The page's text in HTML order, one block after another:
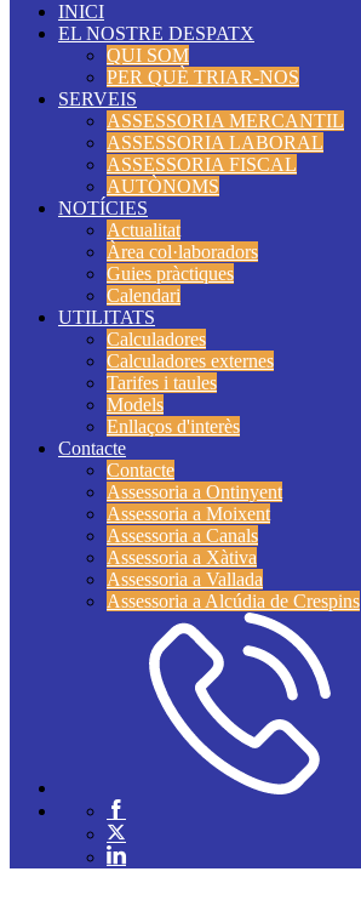
INICI
EL NOSTRE DESPATX
QUI SOM
PER QUÈ TRIAR-NOS
SERVEIS
ASSESSORIA MERCANTIL
ASSESSORIA LABORAL
ASSESSORIA FISCAL
AUTÒNOMS
NOTÍCIES
Actualitat
Àrea col·laboradors
Guies pràctiques
Calendari
UTILITATS
Calculadores
Calculadores externes
Tarifes i taules
Models
Enllaços d'interès
Contacte
Contacte
Assessoria a Ontinyent
Assessoria a Moixent
Assessoria a Canals
Assessoria a Xàtiva
Assessoria a Vallada
Assessoria a Alcúdia de Crespins